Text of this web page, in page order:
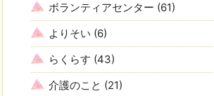
ボランティアセンター (61)
よりそい (6)
らくらす (43)
介護のこと (21)